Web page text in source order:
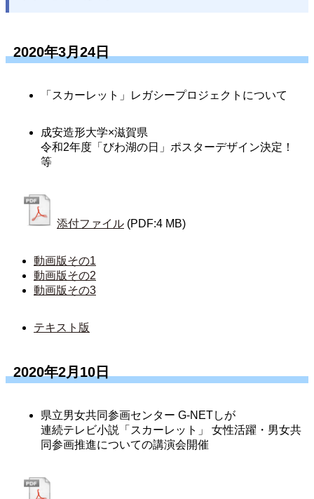
2020年3月24日
「スカーレット」レガシープロジェクトについて
成安造形大学×滋賀県
令和2年度「びわ湖の日」ポスターデザイン決定！
等
添付ファイル (PDF:4 MB)
動画版その1
動画版その2
動画版その3
テキスト版
2020年2月10日
県立男女共同参画センター G-NETしが
連続テレビ小説「スカーレット」 女性活躍・男女共
同参画推進についての講演会開催